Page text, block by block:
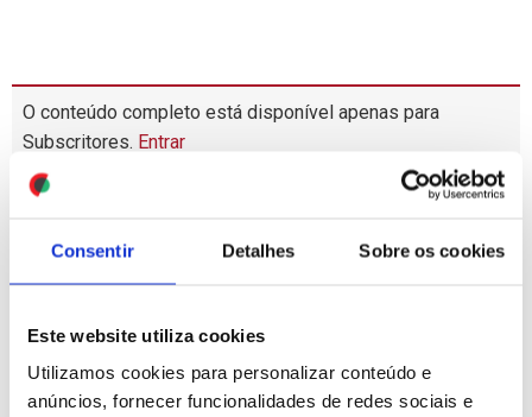
Consentir Detalhes Sobre os cookies
Este website utiliza cookies
Utilizamos cookies para personalizar conteúdo e
anúncios, fornecer funcionalidades de redes sociais e
O conteúdo completo está disponível apenas para
Subscritores. Entrar
MAIS
Calema e Diogo Piçarra são cabeças de cartaz na
Feira do Ano de Montemor-o-Velho
2
Festas do Povo de Campo Maior arrancam no sábado
e esperam mais de 400 mil visitantes